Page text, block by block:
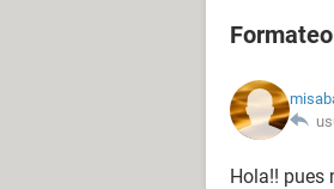
Hola!! pues